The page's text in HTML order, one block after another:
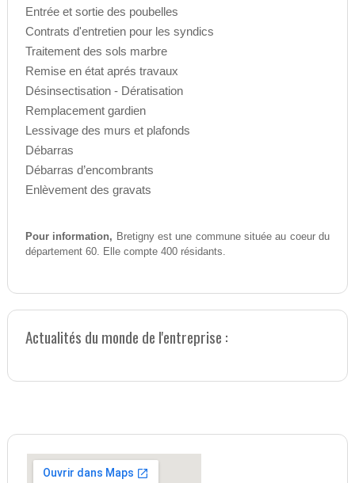
Entrée et sortie des poubelles
Contrats d'entretien pour les syndics
Traitement des sols marbre
Remise en état aprés travaux
Désinsectisation - Dératisation
Remplacement gardien
Lessivage des murs et plafonds
Débarras
Débarras d’encombrants
Enlèvement des gravats
Pour information, Bretigny est une commune située au coeur du
département 60. Elle compte 400 résidants.
Actualités du monde de l'entreprise :